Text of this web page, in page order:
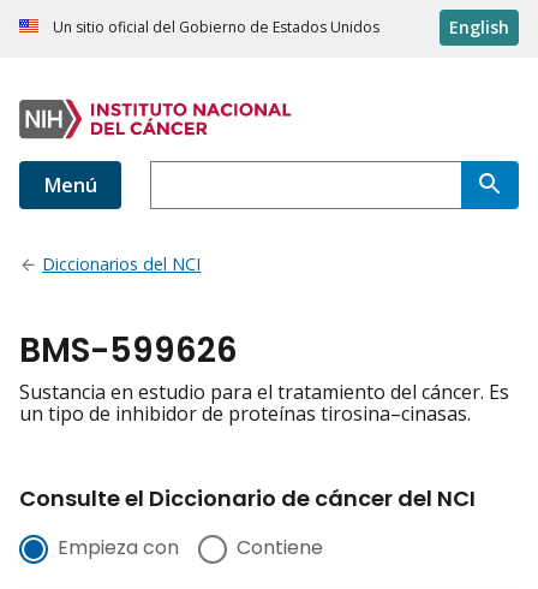
Un sitio oficial del Gobierno de Estados Unidos English
Menú
Diccionarios del NCI
BMS-599626
Sustancia en estudio para el tratamiento del cáncer. Es
un tipo de inhibidor de proteínas tirosina–cinasas.
Consulte el Diccionario de cáncer del NCI
Empieza con Contiene